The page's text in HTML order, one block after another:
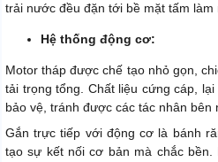
trải nước đều đặn tới bề mặt tấm làm
Hệ thống động cơ:
Motor tháp được chế tạo nhỏ gọn,
tải trọng tổng. Chất liệu cứng cáp,
bảo vệ, tránh được các tác nhân bên
Gắn trực tiếp với động cơ là bánh
tạo sự kết nối cơ bản mà chắc bền.